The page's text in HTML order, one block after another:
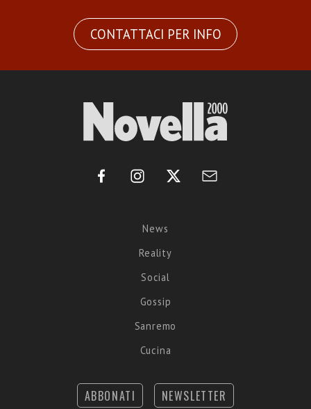
CONTATTACI PER INFO
News
Reality
Social
Gossip
Sanremo
Cucina
ABBONATI NEWSLETTER